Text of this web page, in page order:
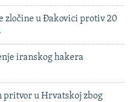
zločine u Đakovici protiv 20
iranskog hakera
pritvor u Hrvatskoj zbog